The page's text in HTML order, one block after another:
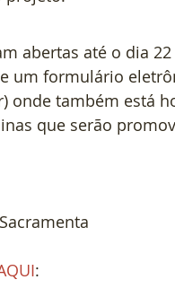
abertas até o dia
um formulário
onde também está
que serão
: